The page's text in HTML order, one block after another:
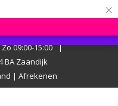
×
09:00-15:00 |
BA Zaandijk
| Afrekenen
worden besteld. Onze
je verrassen!